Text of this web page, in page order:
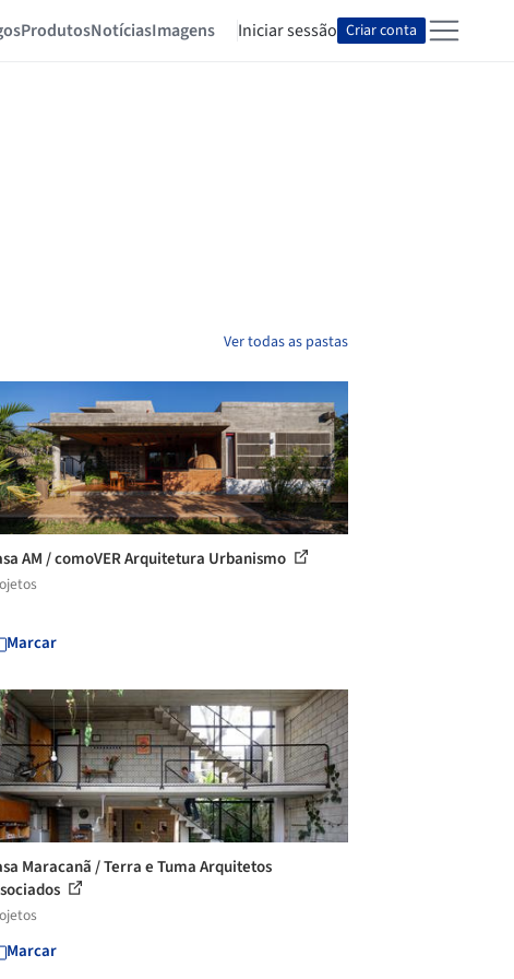
ProdutosNotíciasImagens Iniciar sessão Criar conta
Ver todas as pastas
AM / comoVER Arquitetura Urbanismo
Marcar
Maracanã / Terra e Tuma Arquitetos
Marcar